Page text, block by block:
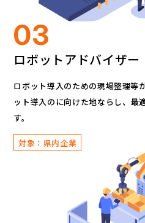
03
ロボットアドバイザー
ロボット導入のための現場整理等
ット導入のに向けた地ならし、 最
す。
対象：県内企業